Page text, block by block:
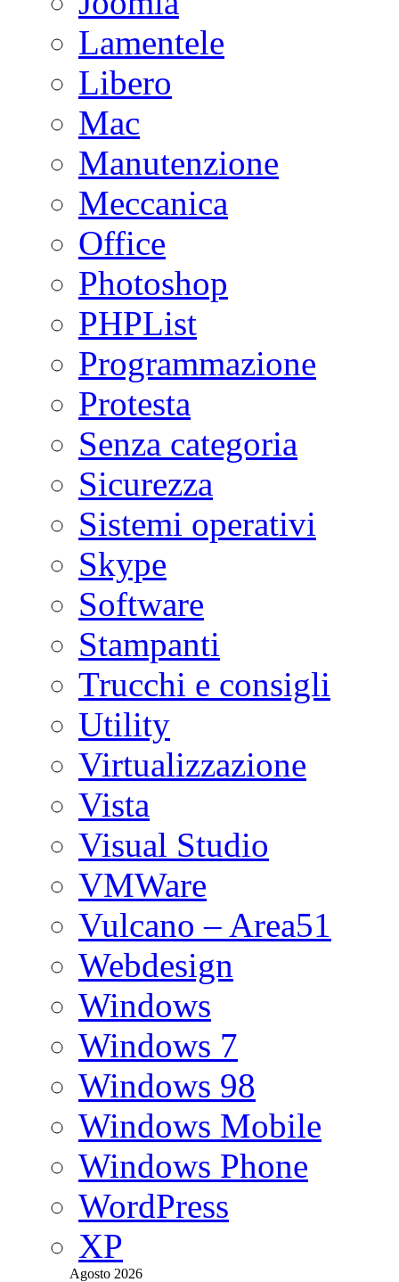
Lamentele
Libero
Mac
Manutenzione
Meccanica
Office
Photoshop
PHPList
Programmazione
Protesta
Senza categoria
Sicurezza
Sistemi operativi
Skype
Software
Stampanti
Trucchi e consigli
Utility
Virtualizzazione
Vista
Visual Studio
VMWare
Vulcano – Area51
Webdesign
Windows
Windows 7
Windows 98
Windows Mobile
Windows Phone
WordPress
XP
Agosto 2026